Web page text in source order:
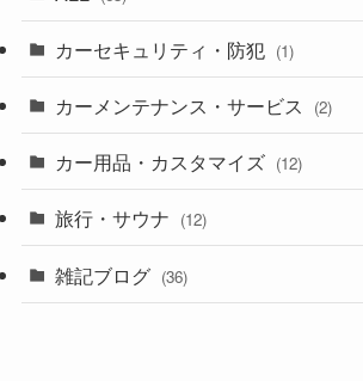
カーセキュリティ・防犯 (1)
カーメンテナンス・サービス (2)
カー用品・カスタマイズ (12)
旅行・サウナ (12)
雑記ブログ (36)